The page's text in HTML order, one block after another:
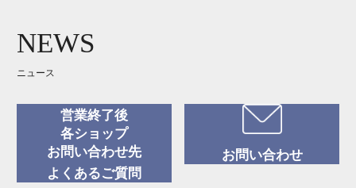
NEWS
ニュース
営業終了後
各ショップ
お問い合わせ先
お問い合わせ
よくあるご質問